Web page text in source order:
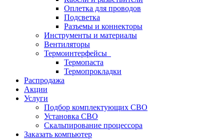
Оплетка для проводов
Подсветка
Разъемы и коннекторы
Инструменты и материалы
Вентиляторы
Термоинтерфейсы
Термопаста
Термопрокладки
Распродажа
Акции
Услуги
Подбор комплектующих СВО
Установка СВО
Скальпирование процессора
Заказать компьютер